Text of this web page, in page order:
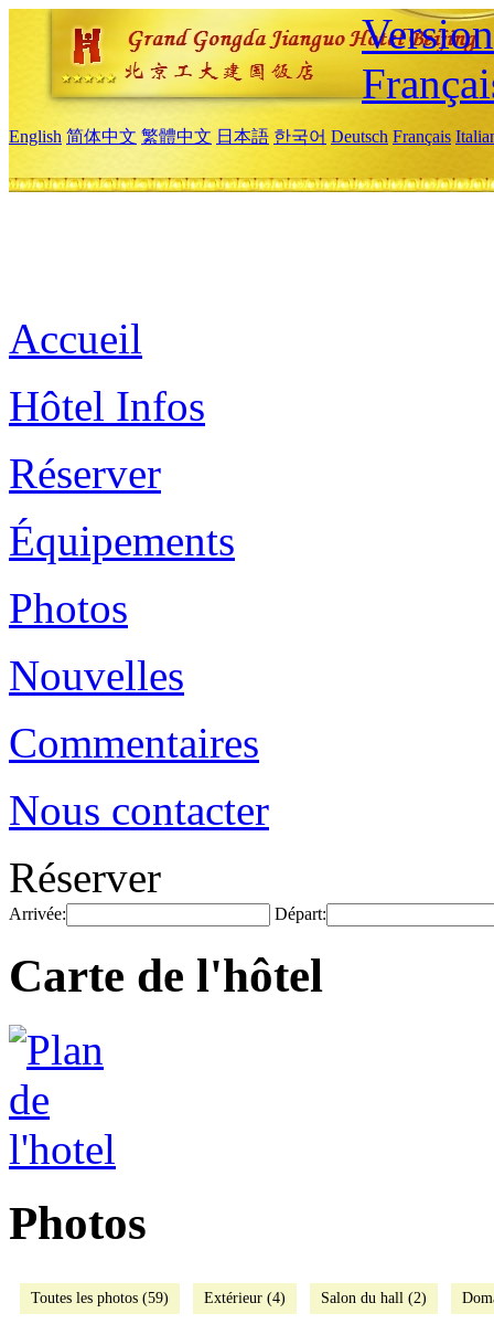
English 简体中文 繁體中文 日本語 한국어 Deutsch Français
Accueil
Hôtel Infos
Réserver
Équipements
Photos
Nouvelles
Commentaires
Nous contacter
Réserver
Arrivée: Départ:
Carte de l'hôtel
Photos
Toutes les photos (59) Extérieur (4) Salon du hall (2)